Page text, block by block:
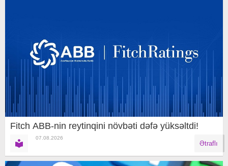
Fitch ABB-nin reytinqini növbəti dəfə yüksəltdi!
07.08.2026
Ətraflı